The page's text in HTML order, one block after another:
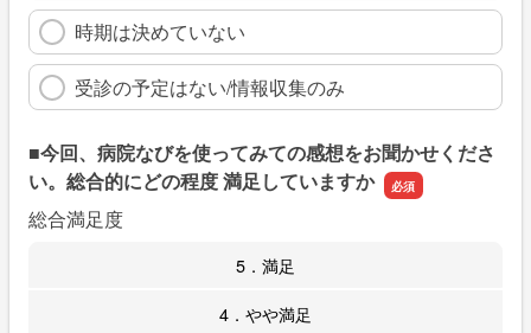
時期は決めていない
受診の予定はない/情報収集のみ
■今回、病院なびを使ってみての感想をお聞かせくださ
い。総合的にどの程度 満足していますか
総合満足度
5．満足
4．やや満足